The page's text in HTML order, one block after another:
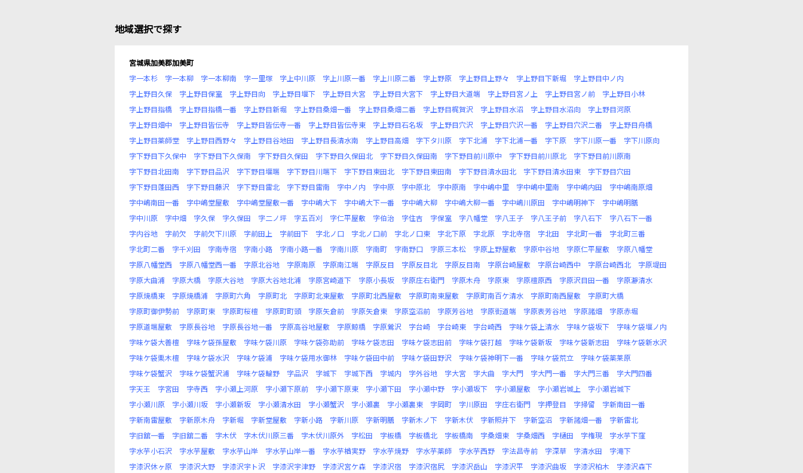
地域選択で探す
宮城県加美郡加美町
字一本杉
字一本柳 字一本柳南 字一里塚 字上中川原 字上川原一番 字上川原二番 字上野原 字上野目上野々 字上野目下新堀
字上野目中ノ内
字上野目久保
字上野目保室 字上野目向 字上野目堰下 字上野目大宮 字上野目大宮下 字上野目大道端 字上野目宮ノ上 字上野目宮ノ前
字上野目小林
字上野目指橋
字上野目指橋一番 字上野目新堀 字上野目桑畑一番 字上野目桑畑二番 字上野目梶賀沢 字上野目水沼 字上野目水沼向
字上野目河原
字上野目畑中
字上野目皆伝寺 字上野目皆伝寺一番 字上野目皆伝寺東 字上野目石名坂 字上野目穴沢 字上野目穴沢一番 字上野目穴沢二番
字上野目舟橋
字上野目薬師堂
字上野目西野々 字上野目谷地田 字上野目長清水南 字上野目高畑 字下タ川原 字下北浦 字下北浦一番 字下原 字下川原一番
字下川原向
字下野目下久保中
字下野目下久保南 字下野目久保田 字下野目久保田北 字下野目久保田南 字下野目前川原中 字下野目前川原北
字下野目前川原南
字下野目北田南
字下野目品沢 字下野目堰端 字下野目川端下 字下野目東田北 字下野目東田南 字下野目清水田北 字下野目清水田東
字下野目穴田
字下野目蓬田西
字下野目藤沢 字下野目雷北 字下野目雷南 字中ノ内 字中原 字中原北 字中原南 字中嶋中里 字中嶋中里南 字中嶋内田
字中嶋南原畑
字中嶋南田一番
字中嶋堂屋敷 字中嶋堂屋敷一番 字中嶋大下 字中嶋大下一番 字中嶋大柳 字中嶋大柳一番 字中嶋川原田 字中嶋明神下
字中嶋明膳
字中川原
字中畑 字久保 字久保田 字二ノ坪 字五百刈 字仁平屋敷 字伯治 字住吉 字保室 字八幡堂 字八王子 字八王子前 字八石下
字八石下一番
字内谷地
字前欠 字前欠下川原 字前田上 字前田下 字北ノ口 字北ノ口前 字北ノ口東 字北下原 字北原 字北寺宿 字北田 字北町一番
字北町三番
字北町二番
字千刈田 字南寺宿 字南小路 字南小路一番 字南川原 字南町 字南野口 字原三本松 字原上野屋敷 字原中谷地 字原仁平屋敷
字原八幡堂
字原八幡堂西
字原八幡堂西一番 字原北谷地 字原南原 字原南江端 字原反目 字原反目北 字原反目南 字原台崎屋敷 字原台崎西中 字原台崎西北
字原堤田
字原大曲浦
字原大橋 字原大谷地 字原大谷地北浦 字原宮崎道下 字原小長坂 字原庄右衛門 字原木舟 字原東 字原檀原西 字原沢目田一番
字原瀞清水
字原焼橋東
字原焼橋浦 字原町六角 字原町北 字原町北東屋敷 字原町北西屋敷 字原町南東屋敷 字原町南百ケ清水 字原町南西屋敷
字原町大橋
字原町御伊勢前
字原町東 字原町桜檀 字原町町頭 字原矢倉前 字原矢倉東 字原空沼前 字原芳谷地 字原街道端 字原表芳谷地 字原諸畑
字原赤堀
字原道端屋敷
字原長谷地 字原長谷地一番 字原高谷地屋敷 字原鯨橋 字原鶯沢 字台崎 字台崎東 字台崎西 字味ケ袋上清水 字味ケ袋坂下
字味ケ袋堰ノ内
字味ケ袋大善檀
字味ケ袋孫屋敷 字味ケ袋川原 字味ケ袋弥助前 字味ケ袋志田 字味ケ袋志田前 字味ケ袋打越 字味ケ袋新坂 字味ケ袋新志田
字味ケ袋新水沢
字味ケ袋栗木檀
字味ケ袋水沢 字味ケ袋浦 字味ケ袋用水御林 字味ケ袋田中前 字味ケ袋田野沢 字味ケ袋神明下一番 字味ケ袋荒立
字味ケ袋薬莱原
字味ケ袋蟹沢
字味ケ袋蟹沢浦 字味ケ袋輪野 字品沢 字城下 字城下西 字城内 字外谷地 字大宮 字大曲 字大門 字大門一番 字大門三番
字大門四番
字天王
字宮田 字寺西 字小瀬上河原 字小瀬下原前 字小瀬下原東 字小瀬下田 字小瀬中野 字小瀬坂下 字小瀬屋敷 字小瀬岩城上
字小瀬岩城下
字小瀬川原
字小瀬川坂 字小瀬新坂 字小瀬清水田 字小瀬蟹沢 字小瀬裏 字小瀬裏東 字岡町 字川原田 字庄右衛門 字押登目 字掃留
字新南田一番
字新南雷屋敷
字新原木舟 字新堀 字新堂屋敷 字新小路 字新川原 字新明膳 字新木ノ下 字新木伏 字新照井下 字新空沼 字新諸畑一番
字新雷北
字旧舘一番
字旧舘二番 字木伏 字木伏川原三番 字木伏川原外 字松田 字板橋 字板橋北 字板橋南 字桑畑東 字桑畑西 字樋田 字権現
字水芋下窪
字水芋小石沢
字水芋屋敷 字水芋山岸 字水芋山岸一番 字水芋楢実野 字水芋焼野 字水芋薬師 字水芋西野 字法昌寺前 字深草 字清水田
字滝下
字漆沢休ヶ原
字漆沢大野 字漆沢宇ト沢 字漆沢宇津野 字漆沢宮ケ森 字漆沢宿 字漆沢宿尻 字漆沢岳山 字漆沢平 字漆沢曲坂 字漆沢柏木
字漆沢森下